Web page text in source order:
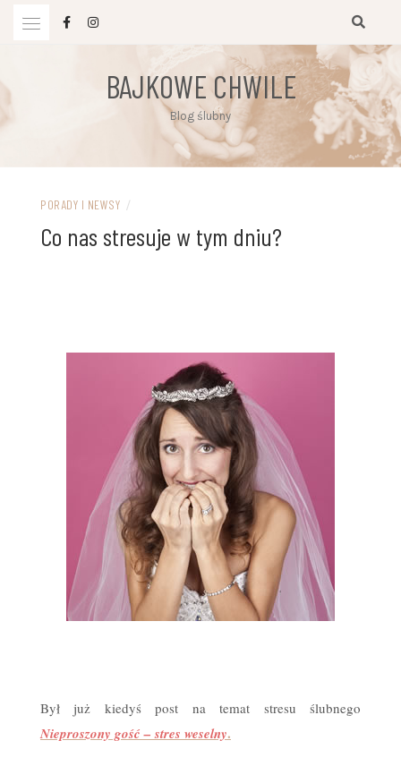
BAJKOWE CHWILE
Blog ślubny
PORADY I NEWSY /
Co nas stresuje w tym dniu?
Był już kiedyś post na temat stresu ślubnego
Nieproszony gość – stres weselny.